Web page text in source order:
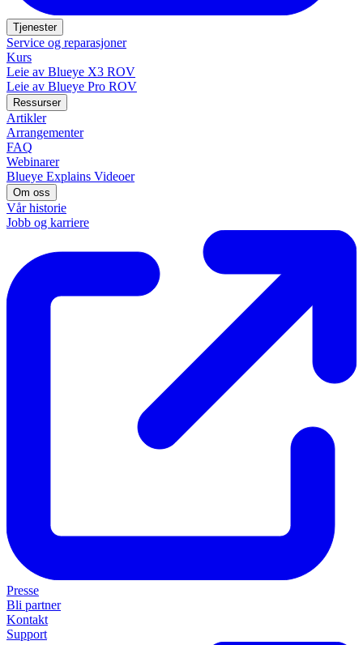
Tjenester
Service og reparasjoner
Kurs
Leie av Blueye X3 ROV
Leie av Blueye Pro ROV
Ressurser
Artikler
Arrangementer
FAQ
Webinarer
Blueye Explains Videoer
Om oss
Vår historie
Jobb og karriere
Presse
Bli partner
Kontakt
Support